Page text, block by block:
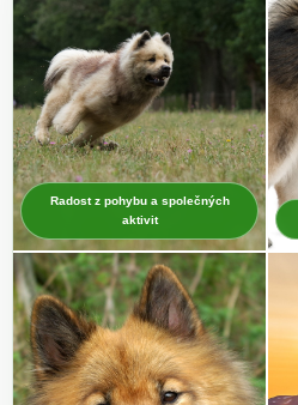
Radost z pohybu a společných
aktivit